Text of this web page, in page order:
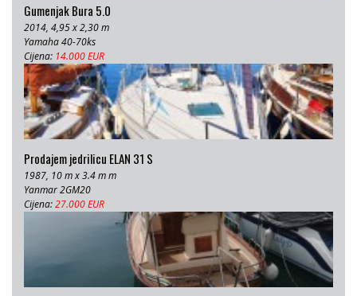
Gumenjak Bura 5.0
2014, 4,95 x 2,30 m
Yamaha 40-70ks
Cijena: 14.000 EUR
Prodajem jedrilicu ELAN 31 S
1987, 10 m x 3.4 m m
Yanmar 2GM20
Cijena:27.000 EUR